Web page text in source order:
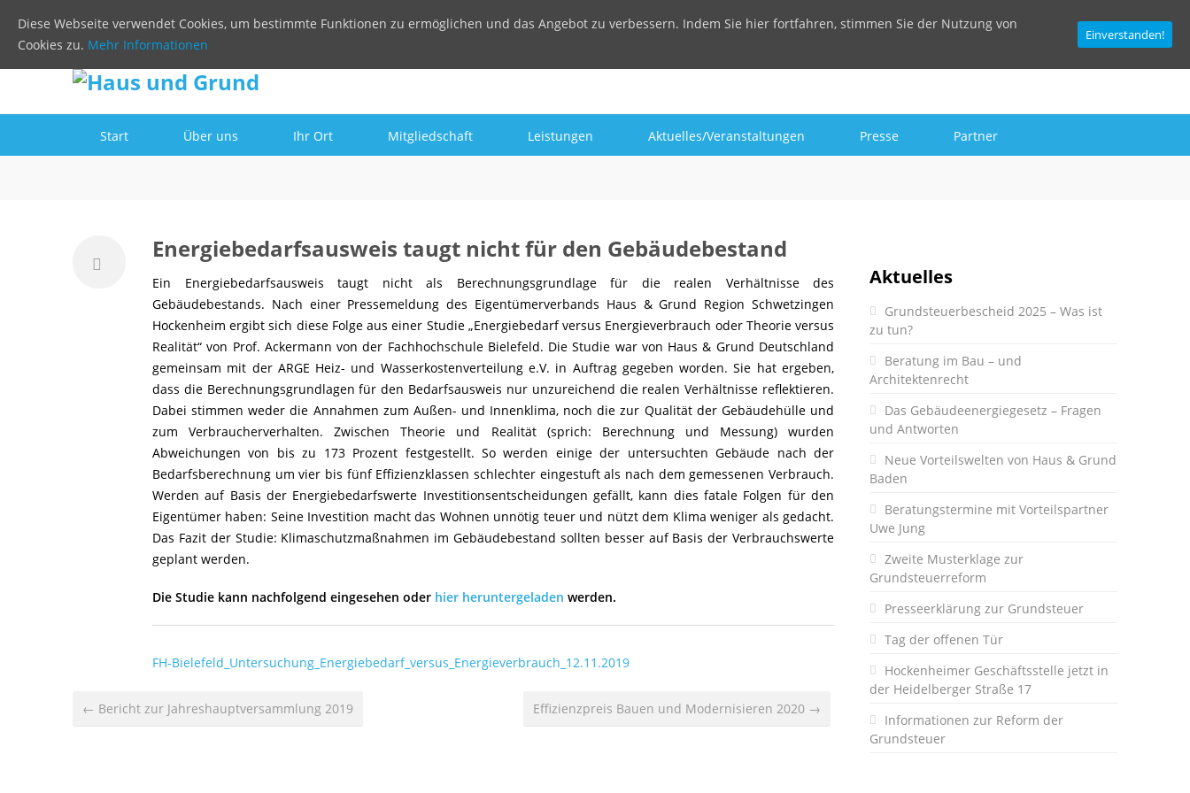
Start Über uns Ihr Ort Mitgliedschaft Leistungen Aktuelles/Veranstaltungen Presse Partner
Energiebedarfsausweis taugt nicht für den Gebäudebestand
Ein Energiebedarfsausweis taugt nicht als Berechnungsgrundlage für die realen Verhältnisse des
Gebäudebestands. Nach einer Pressemeldung des Eigentümerverbands Haus & Grund Region Schwetzingen
Hockenheim ergibt sich diese Folge aus einer Studie „Energiebedarf versus Energieverbrauch oder Theorie versus
Realität“ von Prof. Ackermann von der Fachhochschule Bielefeld. Die Studie war von Haus & Grund Deutschland
gemeinsam mit der ARGE Heiz- und Wasserkostenverteilung e.V. in Auftrag gegeben worden. Sie hat ergeben,
dass die Berechnungsgrundlagen für den Bedarfsausweis nur unzureichend die realen Verhältnisse reflektieren.
Dabei stimmen weder die Annahmen zum Außen- und Innenklima, noch die zur Qualität der Gebäudehülle und
zum Verbraucherverhalten. Zwischen Theorie und Realität (sprich: Berechnung und Messung) wurden
Abweichungen von bis zu 173 Prozent festgestellt. So werden einige der untersuchten Gebäude nach der
Bedarfsberechnung um vier bis fünf Effizienzklassen schlechter eingestuft als nach dem gemessenen Verbrauch.
Werden auf Basis der Energiebedarfswerte Investitionsentscheidungen gefällt, kann dies fatale Folgen für den
Eigentümer haben: Seine Investition macht das Wohnen unnötig teuer und nützt dem Klima weniger als gedacht.
Das Fazit der Studie: Klimaschutzmaßnahmen im Gebäudebestand sollten besser auf Basis der Verbrauchswerte
geplant werden.
Die Studie kann nachfolgend eingesehen oder hier heruntergeladen werden.
FH-Bielefeld_Untersuchung_Energiebedarf_versus_Energieverbrauch_12.11.2019
← Bericht zur Jahreshauptversammlung 2019 Effizienzpreis Bauen und Modernisieren 2020 →
Aktuelles
Grundsteuerbescheid 2025 – Was ist
zu tun?
Beratung im Bau – und
Architektenrecht
Das Gebäudeenergiegesetz – Fragen
und Antworten
Neue Vorteilswelten von Haus & Grund
Baden
Beratungstermine mit Vorteilspartner
Uwe Jung
Zweite Musterklage zur
Grundsteuerreform
Presseerklärung zur Grundsteuer
Tag der offenen Tür
Hockenheimer Geschäftsstelle jetzt in
der Heidelberger Straße 17
Informationen zur Reform der
Grundsteuer
Diese Webseite verwendet Cookies, um bestimmte Funktionen zu ermöglichen und das Angebot zu verbessern. Indem Sie hier fortfahren, stimmen Sie der Nutzung von
Cookies zu. Mehr Informationen
Einverstanden!